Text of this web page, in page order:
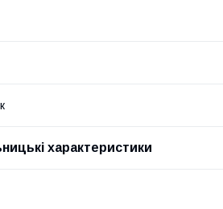
характеристики